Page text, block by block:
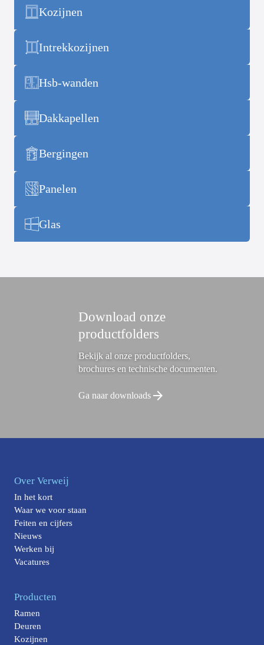
Kozijnen
Intrekkozijnen
Hsb-wanden
Dakkapellen
Bergingen
Panelen
Glas
Download onze
productfolders
Bekijk al onze productfolders,
brochures en technische documenten.
Ga naar downloads
Over Verweij
In het kort
Waar we voor staan
Feiten en cijfers
Nieuws
Werken bij
Vacatures
Producten
Ramen
Deuren
Kozijnen